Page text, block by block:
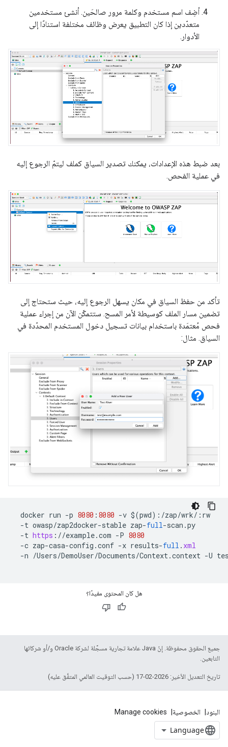
أضِف اسم مستخدم وكلمة مرور صالحَين. أنشئ مستخدمين
متعدّدين إذا كان التطبيق يعرض وظائف مختلفة استنادًا إلى
الأدوار.
بعد ضبط هذه الإعدادات، يمكنك تصدير السياق كملف ليتمّ الرجوع إليه
في عملية الفحص.
تأكد من حفظ السياق في مكان يسهل الرجوع إليه، حيث ستحتاج إلى
تضمين مسار الملف كوسيطة لأمر المسح. ستتمكّن الآن من إجراء عملية
فحص مُعتمَدة باستخدام بيانات تسجيل دخول المستخدم المحدّدة في
السياق. مثال:
docker run -p 8080 : 8080 -v $(pwd) : /zap/wrk/ : rw
-t owasp/zap2docker-stable zap-full-scan .py
-t https : //example.com -P 8080
-c zap-casa-config .conf -x results-full . xml
-n /Users/DemoUser/Documents/Context .context -U
هل كان المحتوى مفيدًا؟
جميع الحقوق محفوظة. إنّ Java علامة تجارية مسجَّلة لشركة Oracle و/أو شركائها
التابعين.
تاريخ التعديل الأخير: 2026-02-17 (حسب التوقيت العالمي المتفَّق عليه)
البنود الخصوصية Manage cookies